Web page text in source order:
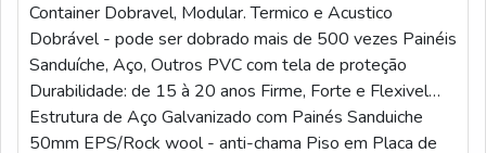
Container Dobravel, Modular. Termico e Acustico
Dobrável - pode ser dobrado mais de 500 vezes Painéis
Sanduíche, Aço, Outros PVC com tela de proteção
Durabilidade: de 15 à 20 anos Firme, Forte e Flexivel
Estrutura de Aço Galvanizado com Painés Sanduiche
50mm EPS/Rock wool - anti-chama Piso em Placa de